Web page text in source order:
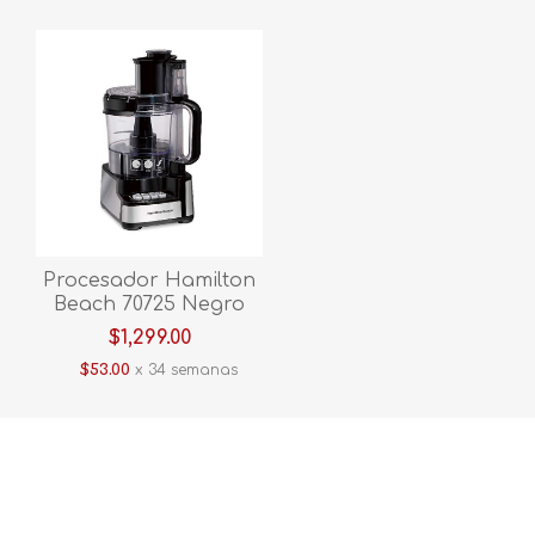
Procesador Hamilton
Beach 70725 Negro
V/E.
$1,299.00
$53.00 x 34 semanas